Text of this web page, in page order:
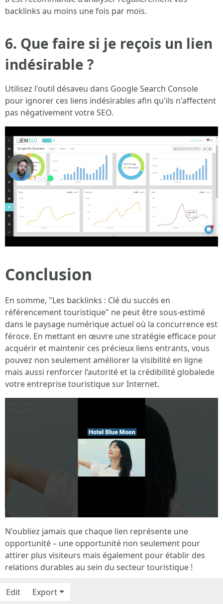
backlinks au moins une fois par mois.
6. Que faire si je reçois un lien
indésirable ?
Utilisez l'outil désaveu dans Google Search Console
pour ignorer ces liens indésirables afin qu'ils n'affectent
pas négativement votre SEO.
Conclusion
En somme, "Les backlinks : Clé du succès en
référencement touristique" ne peut être sous-estimé
dans le paysage numérique actuel où la concurrence est
féroce. En mettant en œuvre une stratégie efficace pour
acquérir et maintenir ces précieux liens entrants, vous
pouvez non seulement améliorer la visibilité en ligne
mais aussi renforcer l’autorité et la crédibilité globalede
votre entreprise touristique sur Internet.
N'oubliez jamais que chaque lien représente une
opportunité – une opportunité non seulement pour
attirer plus visiteurs mais également pour établir des
relations durables au sein du secteur touristique !
Edit
Export